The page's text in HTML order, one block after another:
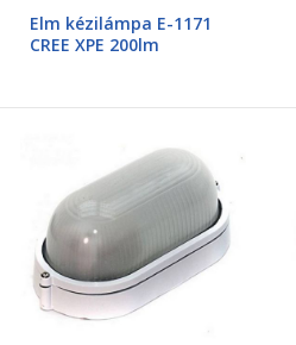
Elm kézilámpa E-1171
CREE XPE 200lm